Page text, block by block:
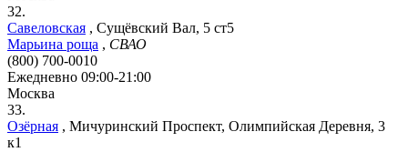
32.
Савеловская , Сущёвский Вал, 5 ст5
Марьина роща , СВАО
(800) 700-0010
Ежедневно 09:00-21:00
Москва
33.
Озёрная , Мичуринский Проспект, Олимпийская Деревня, 3
к1